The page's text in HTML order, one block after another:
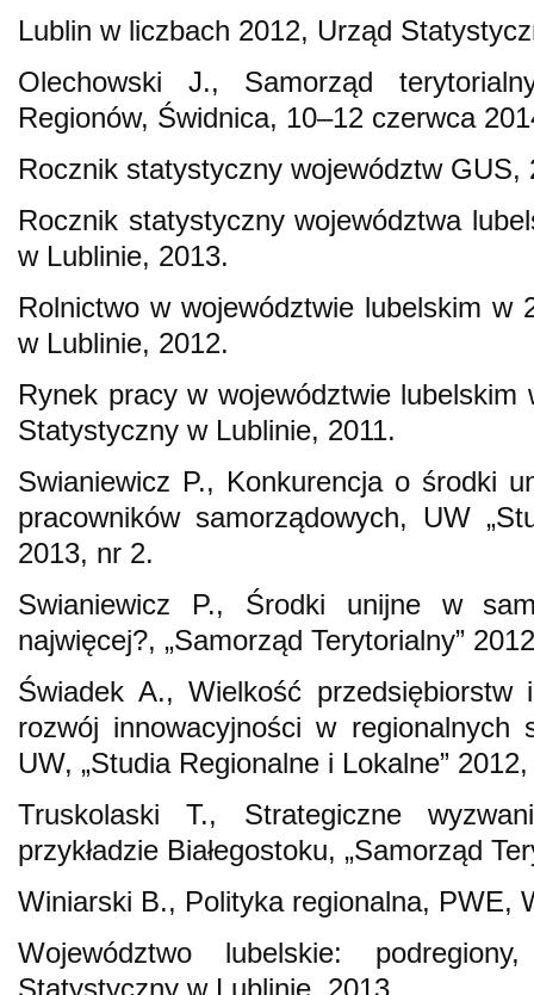
Lublin w liczbach 2012, Urząd
Olechowski J., Samorząd
Regionów, Świdnica, 10–12 czerwca
Rocznik statystyczny województw GUS,
Rocznik statystyczny województwa
w Lublinie, 2013.
Rolnictwo w województwie lubelskim w
w Lublinie, 2012.
Rynek pracy w województwie lubelskim
Statystyczny w Lublinie, 2011.
Swianiewicz P., Konkurencja o środki
pracowników samorządowych, UW
2013, nr 2.
Swianiewicz P., Środki unijne w
najwięcej?, „Samorząd Terytorialny”
Świadek A., Wielkość przedsiębiorstw
rozwój innowacyjności w regionalnych
UW, „Studia Regionalne i Lokalne”
Truskolaski T., Strategiczne
przykładzie Białegostoku, „Samorząd
Winiarski B., Polityka regionalna, PWE,
Województwo lubelskie:
Statystyczny w Lublinie, 2013.